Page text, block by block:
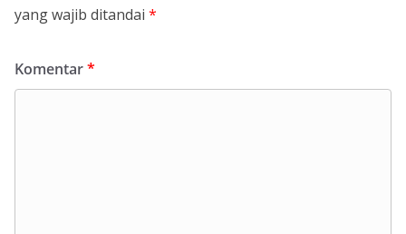
yang wajib ditandai *
Komentar*